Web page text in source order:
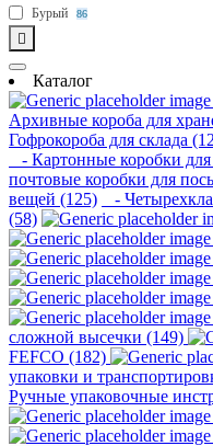
Бурый 86
Каталог
Архивные короба для
Гофрокороба для склада
- Картонные коробки для
почтовые коробки для
вещей (125)
-
(58)
сложной высечки (149)
FEFCO (182)
упаковки и
Ручные упаковочные